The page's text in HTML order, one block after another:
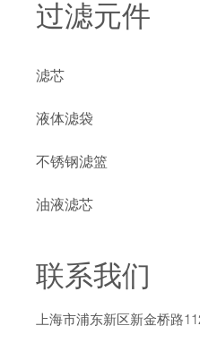
过滤元件
滤芯
液体滤袋
不锈钢滤篮
油液滤芯
联系我们
上海市浦东新区新金桥路